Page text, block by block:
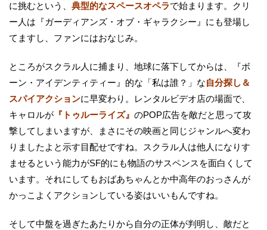
に挑むという、 典型的なスペースオペラで始まります。クリ
ー人は『ガーディアンズ・オブ・ギャラクシー』にも登場し
てますし、ファンにはおなじみ。
ところがスクラル人に捕まり、地球に落下してからは、『ボ
ーン・アイデンティティー』的な「私は誰？」な自分探し＆
スパイアクションに早変わり。レンタルビデオ店の場面で、
キャロルが 『トゥルーライズ』 のPOP広告を敵だと思って攻
撃してしまいますが、まさにその映画と同じジャンルへ変わ
りましたよと示す目配せですね。スクラル人は他人になりす
ませるという能力がSF的にも物語のサスペンスを面白くして
います。それにしてもおばあちゃんとか中高年のおっさんが
かっこよくアクションしている姿はいいもんですね。
そして中盤を過ぎたあたりから自分の正体が判明し、敵だと